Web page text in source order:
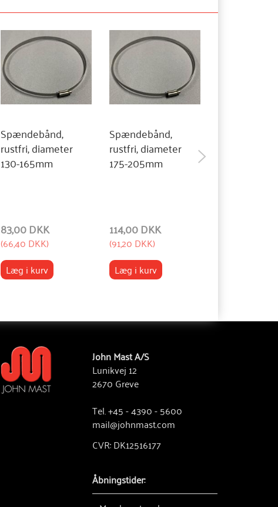
Spændebånd,
rustfri, diameter
130-165mm
83,00 DKK
(66,40 DKK)
Læg i kurv
Spændebånd,
rustfri, diameter
175-205mm
114,00 DKK
(91,20 DKK)
Læg i kurv
John Mast A/S
Lunikvej 12
2670 Greve
Tel. +45 - 4390 - 5600
mail@johnmast.com
CVR: DK12516177
Åbningstider: